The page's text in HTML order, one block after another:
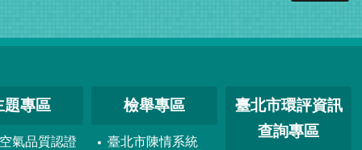
題專區
氣品質認證
檢舉專區
臺北市陳情系統
臺北市環評資訊
查詢專區